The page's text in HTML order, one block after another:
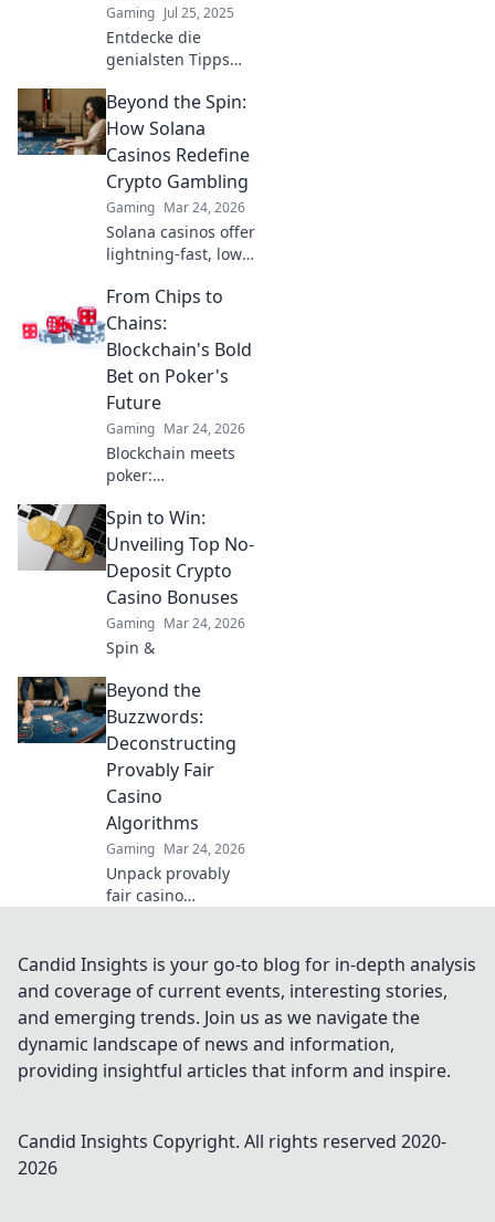
Gaming Jul 25, 2025
Entdecke die
genialsten Tipps
deinen perfekten
Rundgang in CS2!
Lade dein Cache-
dominiere die
Matches!
Beyond the Spin:
How Solana
Casinos Redefine
Crypto Gambling
Gaming Mar 24, 2026
Solana casinos offer
lightning-fast, low-
gambling. Discover
how they're
revolutionizing the
more!
From Chips to
Chains:
Blockchain's Bold
Bet on Poker's
Future
Gaming Mar 24, 2026
Blockchain meets
poker:
game with
transparency & new
possibilities.
Discover its bold
bet on the future.
Spin to Win:
Unveiling Top No-
Deposit Crypto
Casino Bonuses
Gaming Mar 24, 2026
Spin &
Beyond the
Buzzwords:
Deconstructing
Provably Fair
Casino
Algorithms
Gaming Mar 24, 2026
Unpack provably
fair casino
they work, move
beyond buzzwords.
Click to demystify
crypto gambling.
Candid Insights is your go-to blog for in-depth analysis
and coverage of current events, interesting stories,
and emerging trends. Join us as we navigate the
dynamic landscape of news and information,
providing insightful articles that inform and inspire.
Candid Insights Copyright. All rights reserved 2020-
2026